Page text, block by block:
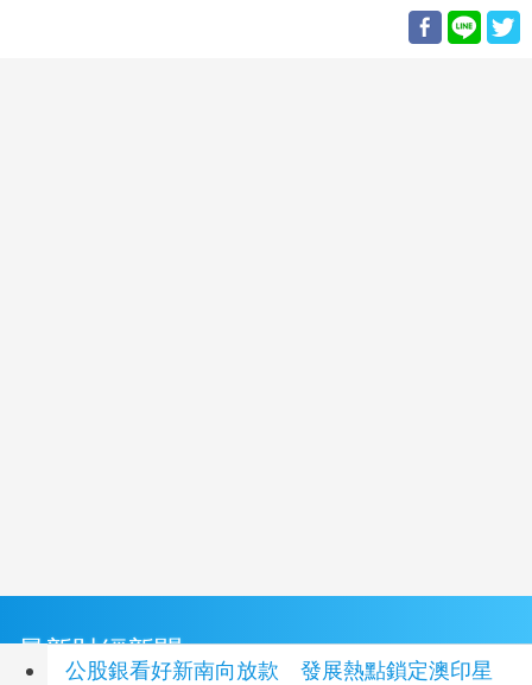
最新財經新聞
公股銀看好新南向放款 發展熱點鎖定澳印星